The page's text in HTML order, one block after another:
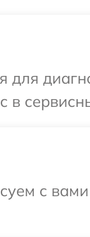
в
с